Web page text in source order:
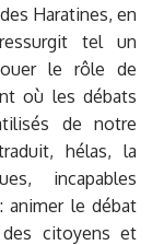
Haratines, en
tel un
le rôle de
où les débats
de notre
hélas, la
incapables
animer le débat
citoyens et